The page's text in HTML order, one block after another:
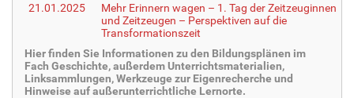
21.01.2025
Mehr Erinnern wagen – 1. Tag der Zeitzeuginnen
und Zeitzeugen – Perspektiven auf die
Transformationszeit
Hier finden Sie Informationen zu den Bildungsplänen im
Fach Geschichte, außerdem Unterrichtsmaterialien,
Linksammlungen, Werkzeuge zur Eigenrecherche und
Hinweise auf außerunterrichtliche Lernorte.